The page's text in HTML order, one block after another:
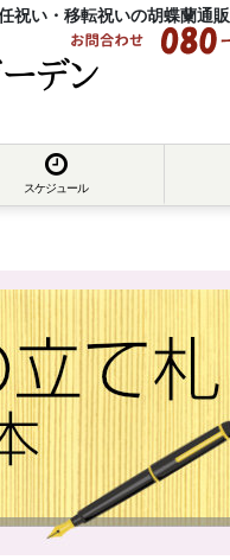
祝い・移転祝いの胡蝶蘭通販
スケジュール